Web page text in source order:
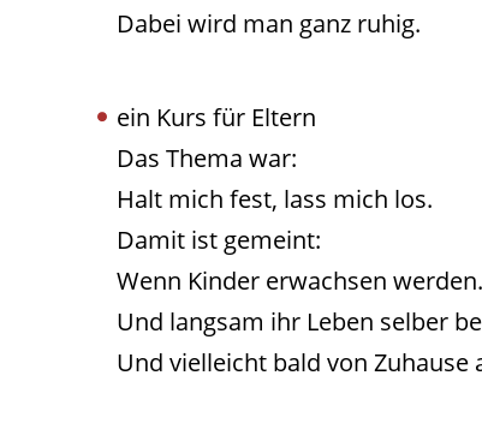
Dabei wird man ganz ruhig.
ein Kurs für Eltern
Das Thema war:
Halt mich fest, lass mich los.
Damit ist gemeint:
Wenn Kinder erwachsen werden.
Und langsam ihr Leben selber
Und vielleicht bald von Zuhause